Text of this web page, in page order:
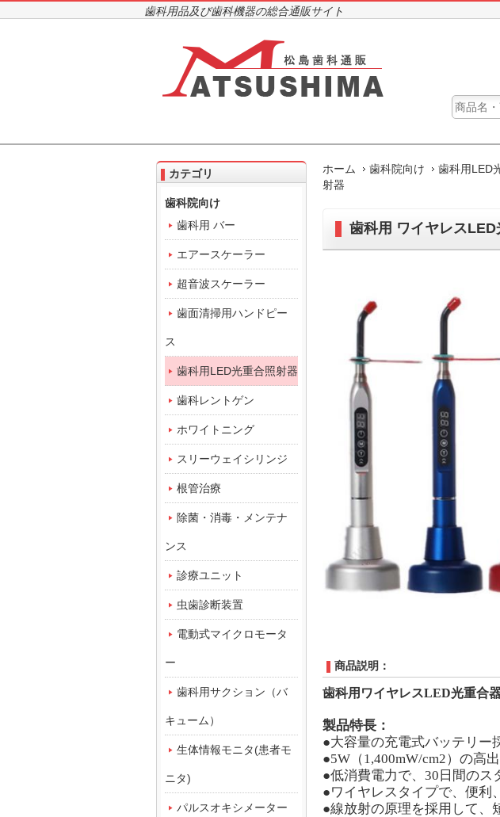
歯科用品及び歯科機器の総合通販サイト
ホーム 歯科院向け 歯科用LED
射器
歯科用 ワイヤレス
商品説明：
歯科用ワイヤレスLED光重合
製品特長：
●大容量の充電式バッテリー
●5W（1,400mW/cm2）の高
●低消費電力で、30日間のス
●ワイヤレスタイプで、便利
●線放射の原理を採用して、
カテゴリ
歯科院向け
歯科用 バー
エアースケーラー
超音波スケーラー
歯面清掃用ハンドピー
ス
歯科用LED光重合照射器
歯科レントゲン
ホワイトニング
スリーウェイシリンジ
根管治療
除菌・消毒・メンテナ
ンス
診療ユニット
虫歯診断装置
電動式マイクロモータ
ー
歯科用サクション（バ
キューム）
生体情報モニタ(患者モ
ニタ)
パルスオキシメーター